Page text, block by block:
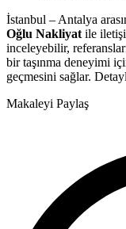
İstanbul – Antalya
Oğlu Nakliyat ile
inceleyebilir,
bir taşınma deneyimi
geçmesini sağlar.
Makaleyi Paylaş